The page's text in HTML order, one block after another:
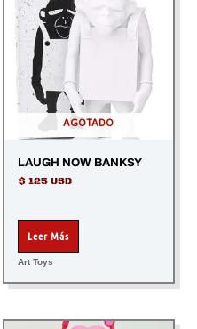
AGOTADO
LAUGH NOW BANKSY
$125 USD
Leer Más
Art Toys